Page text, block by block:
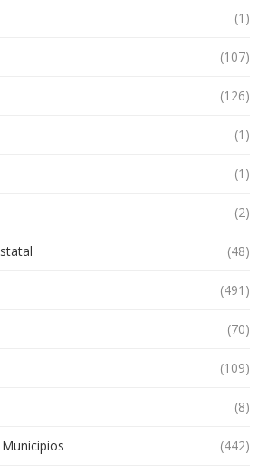
(1)
(107)
(126)
(1)
(1)
(2)
(48)
(491)
(70)
(109)
(8)
(442)